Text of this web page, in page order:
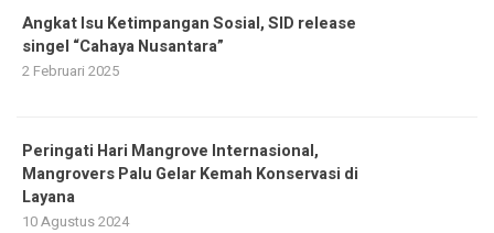
Angkat Isu Ketimpangan Sosial, SID release
singel “Cahaya Nusantara”
2 Februari 2025
Peringati Hari Mangrove Internasional,
Mangrovers Palu Gelar Kemah Konservasi di
Layana
10 Agustus 2024